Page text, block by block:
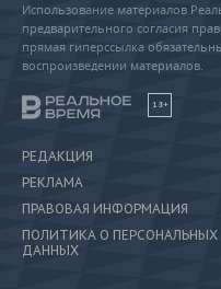
Использование материалов
предварительного согласия
прямая гиперссылка
воспроизведении материалов.
18+
РЕДАКЦИЯ
РЕКЛАМА
ПРАВОВАЯ ИНФОРМАЦИЯ
ПОЛИТИКА О ПЕРСОНАЛЬНЫХ
ДАННЫХ